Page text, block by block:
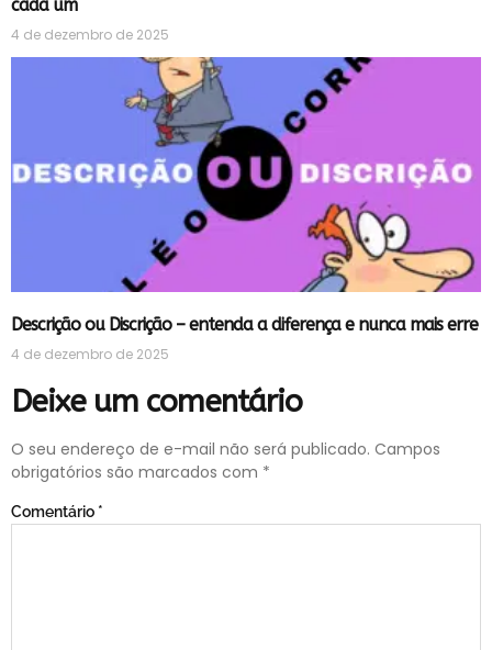
cada um
4 de dezembro de 2025
Descrição ou Discrição – entenda a diferença e nunca mais erre
4 de dezembro de 2025
Deixe um comentário
O seu endereço de e-mail não será publicado. Campos
obrigatórios são marcados com *
Comentário *